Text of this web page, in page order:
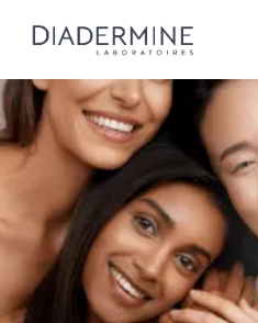
Tous les Produit
ACCUEIL
Composition
À propos
Conseils Beauté